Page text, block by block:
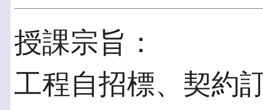
授課宗旨：
工程自招標、契約